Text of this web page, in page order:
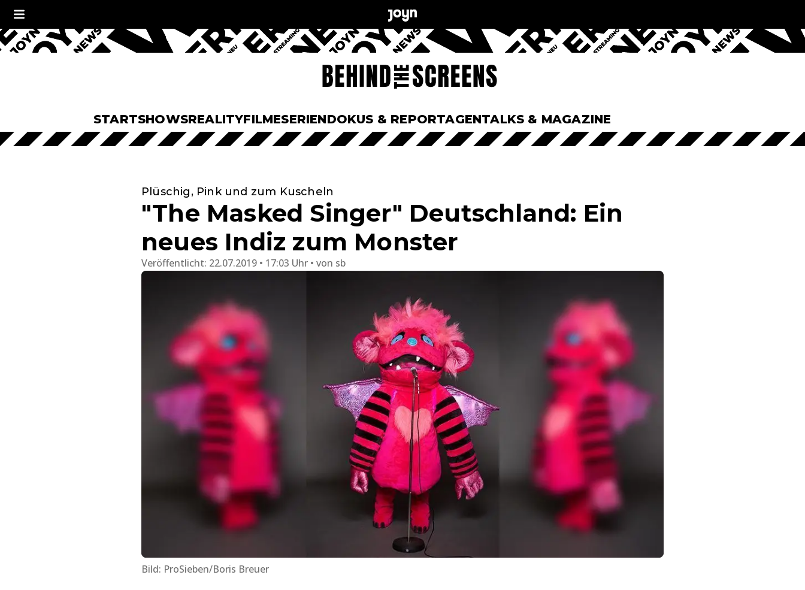
STARTSHOWSREALITYFILMESERIENDOKUS & REPORTAGENTALKS & MAGAZINE
Plüschig, Pink und zum Kuscheln
"The Masked Singer" Deutschland: Ein
neues Indiz zum Monster
Veröffentlicht: 22.07.2019 • 17:03 Uhr von sb
Bild: ProSieben/Boris Breuer